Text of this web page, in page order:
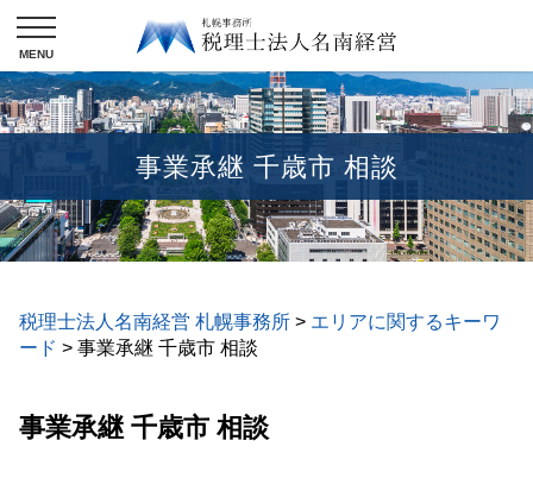
事業承継 千歳市 相談
税理士法人名南経営 札幌事務所 > エリアに関するキーワ
ード > 事業承継 千歳市 相談
事業承継 千歳市 相談